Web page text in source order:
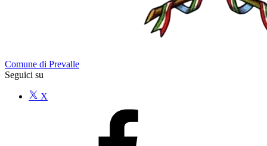
Comune di Prevalle
Seguici su
X